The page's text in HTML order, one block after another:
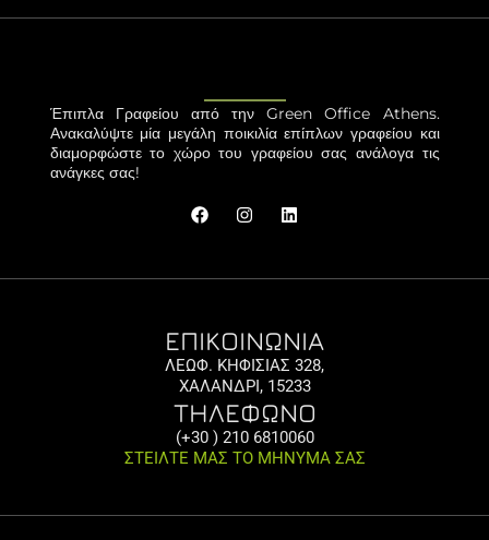
Έπιπλα Γραφείου από την Green Office Athens.
Ανακαλύψτε μία μεγάλη ποικιλία επίπλων γραφείου και
διαμορφώστε το χώρο του γραφείου σας ανάλογα τις
ανάγκες σας!
ΕΠΙΚΟΙΝΩΝΙΑ
ΛΕΩΦ. ΚΗΦΙΣΙΑΣ 328,
ΧΑΛΑΝΔΡΙ, 15233
ΤΗΛΕΦΩΝΟ
(+30 ) 210 6810060
ΣΤΕΙΛΤΕ ΜΑΣ ΤΟ ΜΗΝΥΜΑ ΣΑΣ